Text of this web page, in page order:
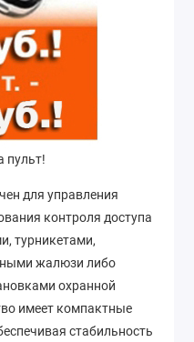
пульт!
для управления
контроля доступа
турникетами,
жалюзи либо
охранной
имеет компактные
стабильность